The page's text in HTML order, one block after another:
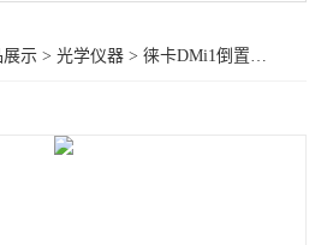
展示 >光学仪器 >徕卡DMi1倒置显微镜